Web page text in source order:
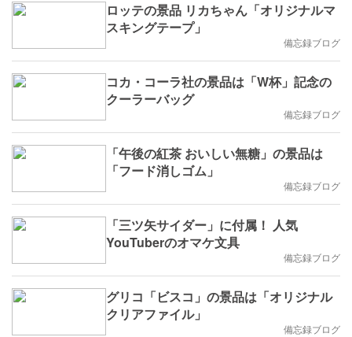
ロッテの景品 リカちゃん「オリジナルマ
スキングテープ」
備忘録ブログ
コカ・コーラ社の景品は「W杯」記念の
クーラーバッグ
備忘録ブログ
「午後の紅茶 おいしい無糖」の景品は
「フード消しゴム」
備忘録ブログ
「三ツ矢サイダー」に付属！ 人気
YouTuberのオマケ文具
備忘録ブログ
グリコ「ビスコ」の景品は「オリジナル
クリアファイル」
備忘録ブログ